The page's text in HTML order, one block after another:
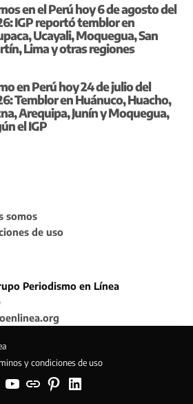
en el Perú hoy 6 de agosto del
IGP reportó temblor en
Ucayali, Moquegua, San
Lima y otras regiones
en Perú hoy 24 de julio del
Temblor en Huánuco, Huacho,
Arequipa, Junín y Moquegua,
el IGP
somos
de uso
Periodismo en Línea
y condiciones de uso
YouTubeWeb PinterestLinkedin